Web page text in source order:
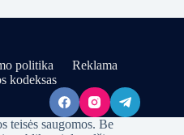
politika
Reklama
kodeksas
teisės saugomos. Be